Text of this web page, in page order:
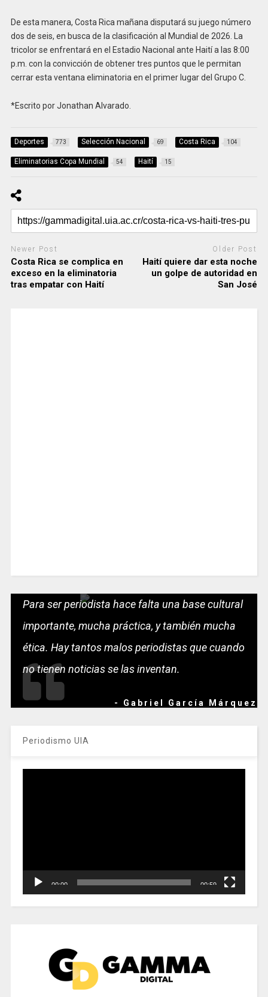
De esta manera, Costa Rica mañana disputará su juego número
dos de seis, en busca de la clasificación al Mundial de 2026. La
tricolor se enfrentará en el Estadio Nacional ante Haití a las 8:00
p.m. con la convicción de obtener tres puntos que le permitan
cerrar esta ventana eliminatoria en el primer lugar del Grupo C.
*Escrito por Jonathan Alvarado.
Deportes 773 Selección Nacional 69 Costa Rica 104
Eliminatorias Copa Mundial 54 Haití 15
Newer Post
Costa Rica se complica en
exceso en la eliminatoria
tras empatar con Haití
Older Post
Haití quiere dar esta noche
un golpe de autoridad en
San José
Para ser periodista hace falta una base cultural
importante, mucha práctica, y también mucha
ética. Hay tantos malos periodistas que cuando
no tienen noticias se las inventan.
- Gabriel García Márquez
Periodismo UIA
00:00 00:59